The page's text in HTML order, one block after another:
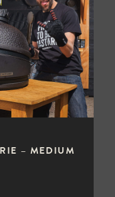
– MEDIUM